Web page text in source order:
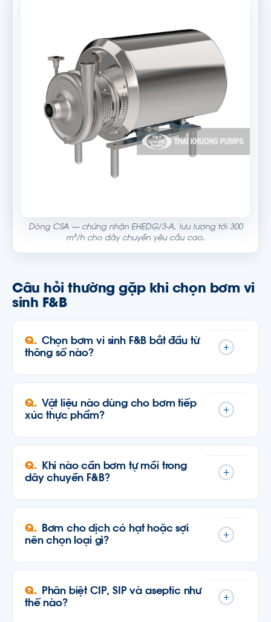
Dòng CSA — chứng nhận EHEDG/3-A, lưu lượng tới 300
m³/h cho dây chuyền yêu cầu cao.
Câu hỏi thường gặp khi chọn bơm vi
sinh F&B
Chọn bơm vi sinh F&B bắt đầu từ
thông số nào?
+
Vật liệu nào dùng cho bơm tiếp
xúc thực phẩm?
+
Khi nào cần bơm tự mồi trong
dây chuyền F&B?
+
Bơm cho dịch có hạt hoặc sợi
nên chọn loại gì?
+
Phân biệt CIP, SIP và aseptic như
thế nào?
+